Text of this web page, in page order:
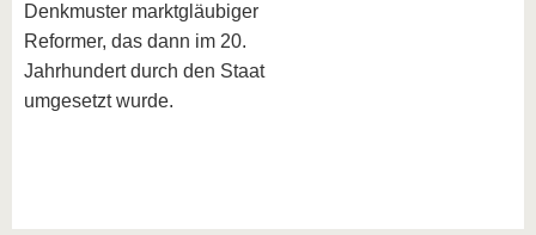
Denkmuster marktgläubiger
Reformer, das dann im 20.
Jahrhundert durch den Staat
umgesetzt wurde.